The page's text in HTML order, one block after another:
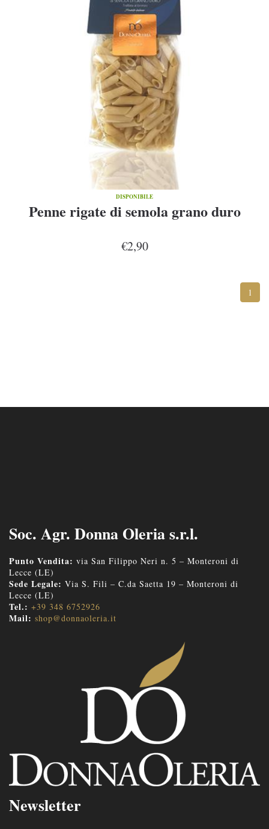
DISPONIBILE
Penne rigate di semola grano duro
€2,90
1
Soc. Agr. Donna Oleria s.r.l.
Punto Vendita: via San Filippo Neri n. 5 – Monteroni di
Lecce (LE)
Sede Legale: Via S. Fili – C.da Saetta 19 – Monteroni di
Lecce (LE)
Tel.: +39 348 6752926
Mail: shop@donnaoleria.it
Newsletter